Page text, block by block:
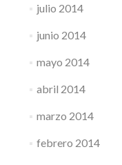
julio 2014
junio 2014
mayo 2014
abril 2014
marzo 2014
febrero 2014